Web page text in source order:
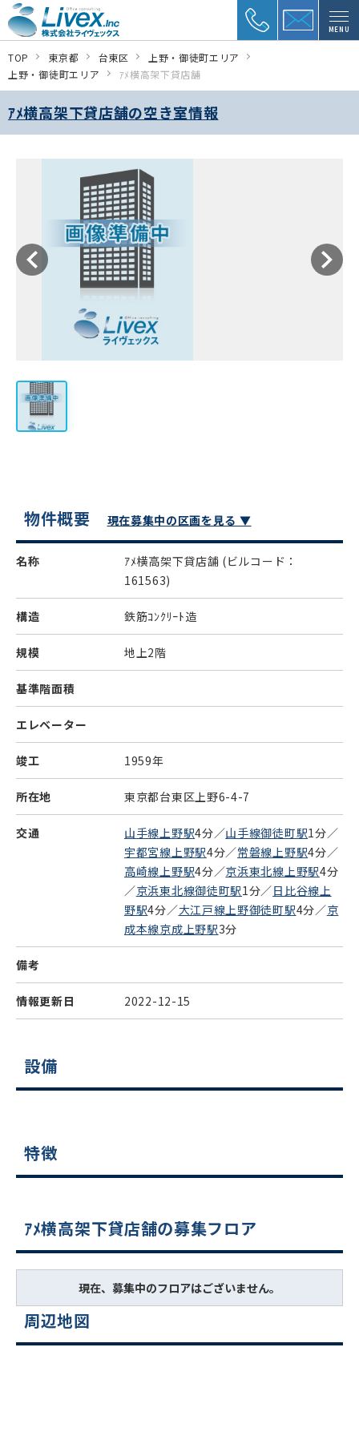
MENU
TOP 東京都 台東区
上野・御徒町エリア
上野・御徒町エリア
ｱﾒ横高架下貸店舗
ｱﾒ横高架下貸店舗の空き室情報
物件概要 現在募集中の区画を見る ▼
名称 ｱﾒ横高架下貸店舗 (ビルコード：
161563)
構造 鉄筋ｺﾝｸﾘｰﾄ造
規模 地上2階
基準階面積
エレベーター
竣工 1959年
所在地 東京都台東区上野6-4-7
交通 山手線上野駅4分／山手線御徒町駅1分／
宇都宮線上野駅4分／常磐線上野駅4分／
高崎線上野駅4分／京浜東北線上野駅4分
／京浜東北線御徒町駅1分／日比谷線上
野駅4分／大江戸線上野御徒町駅4分／京
成本線京成上野駅3分
備考
情報更新日 2022-12-15
設備
特徴
ｱﾒ横高架下貸店舗の募集フロア
現在、募集中のフロアはございません。
周辺地図